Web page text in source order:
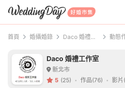
WeddingDay 好婚
首頁 婚攝婚錄 Daco 婚禮工作室 動態
Daco 婚禮工作室
新北市
5 (25) 作品(76) 影片